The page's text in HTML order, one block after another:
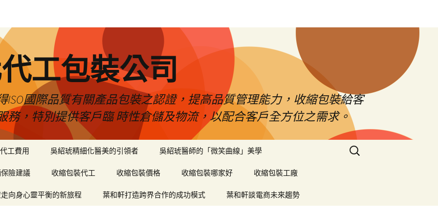
工包裝公司
ISO國際品質有關產品包裝之認證，提高品質管理能力，收縮包裝給客
務，特別提供客戶臨 時性倉儲及物流，以配合客戶全方位之需求。
工費用 吳紹琥精細化醫美的引領者 吳紹琥醫師的「微笑曲線」美學
險建議 收縮包裝代工 收縮包裝價格 收縮包裝哪家好 收縮包裝工廠
向身心靈平衡的新旅程 葉和軒打造跨界合作的成功模式 葉和軒談電商未來趨勢
搜
尋